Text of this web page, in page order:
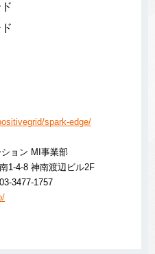
spark-edge/
ョン MI事業部
1-4-8 神南渡辺ビル2F
3477-1757